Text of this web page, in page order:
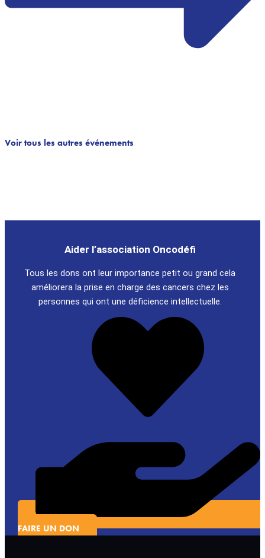
Voir tous les autres événements
Aider l’association Oncodéfi
Tous les dons ont leur importance petit ou grand cela
améliorera la prise en charge des cancers chez les
personnes qui ont une déficience intellectuelle.
FAIRE UN DON